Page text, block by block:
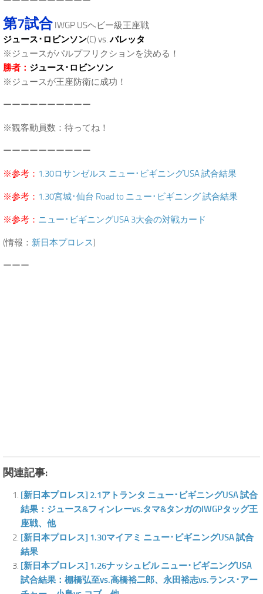
第7試合IWGP USヘビー級王座戦
ジュース･ロビンソン(C) vs.バレッタ
※ジュースがパルプフリクションを決める！
勝者： ジュース･ロビンソン
※ジュースが王座防衛に成功！
ーーーーーーーーーー
※観客動員数：待ってね！
ーーーーーーーーーー
※参考： 1.30ロサンゼルス ニュー･ビギニングUSA 試合結果
※参考： 1.30宮城･仙台 Road to ニュー･ビギニング 試合結果
※参考： ニュー･ビギニングUSA 3大会の対戦カード
(情報： 新日本プロレス)
ーーー
関連記事:
[新日本プロレス] 2.1アトランタ ニュー･ビギニングUSA 試合
結果：ジュース&フィンレーvs.タマ&タンガのIWGPタッグ王
座戦、他
[新日本プロレス] 1.30マイアミ ニュー･ビギニングUSA 試合
結果
[新日本プロレス] 1.26ナッシュビル ニュー･ビギニングUSA
試合結果：棚橋弘至vs.高橋裕二郎、永田裕志vs.ランス･アー